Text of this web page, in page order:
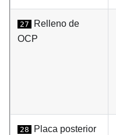
27
Relleno de
OCP
28
Placa posterior